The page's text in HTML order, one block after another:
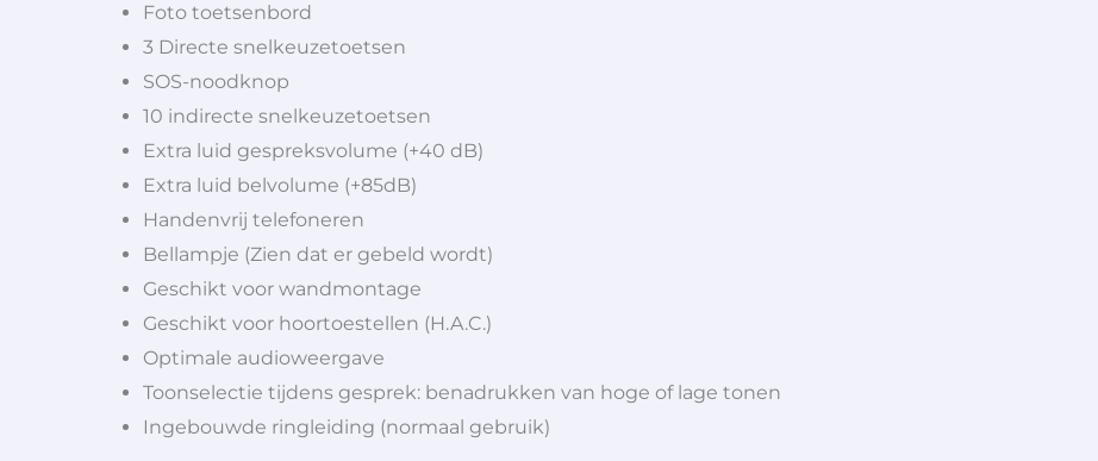
Foto toetsenbord
3 Directe snelkeuzetoetsen
SOS-noodknop
10 indirecte snelkeuzetoetsen
Extra luid gespreksvolume (+40 dB)
Extra luid belvolume (+85dB)
Handenvrij telefoneren
Bellampje (Zien dat er gebeld wordt)
Geschikt voor wandmontage
Geschikt voor hoortoestellen (H.A.C.)
Optimale audioweergave
Toonselectie tijdens gesprek: benadrukken van hoge of lage tonen
Ingebouwde ringleiding (normaal gebruik)